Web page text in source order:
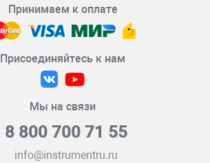
Принимаем к оплате
Присоединяйтесь к нам
Мы на связи
8 800 700 71 55
info@instrumentru.ru